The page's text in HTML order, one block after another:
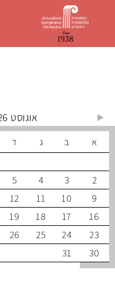
ב ד ה
3
5
6
10
11
12
13
17
18
19
20
24
25
26
27
31